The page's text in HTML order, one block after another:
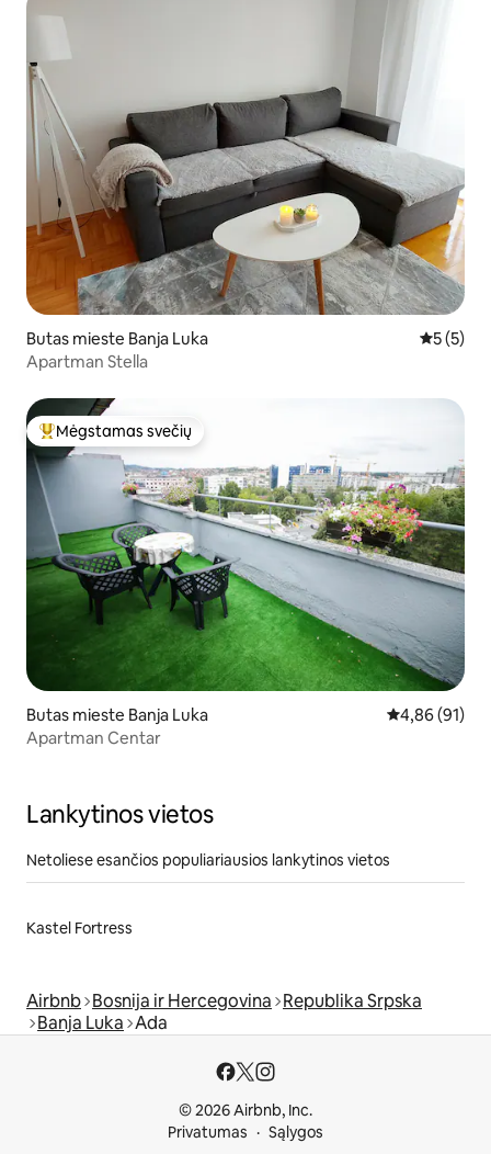
Butas mieste Banja Luka Vidutinis
5 (5)
Apartman Stella
Svečių mėgstamiausias
Mėgstamas svečių
Butas mieste Banja Luka Vidutinis
4,86 (91)
Apartman Centar
Lankytinos vietos
Netoliese esančios populiariausios lankytinos vietos
Kastel Fortress
Airbnb Bosnija ir Hercegovina Republika Srpska
Banja Luka Ada
© 2026 Airbnb, Inc.
Privatumas
Sąlygos